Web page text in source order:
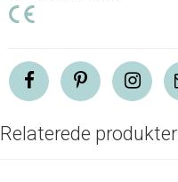
Relaterede produkter